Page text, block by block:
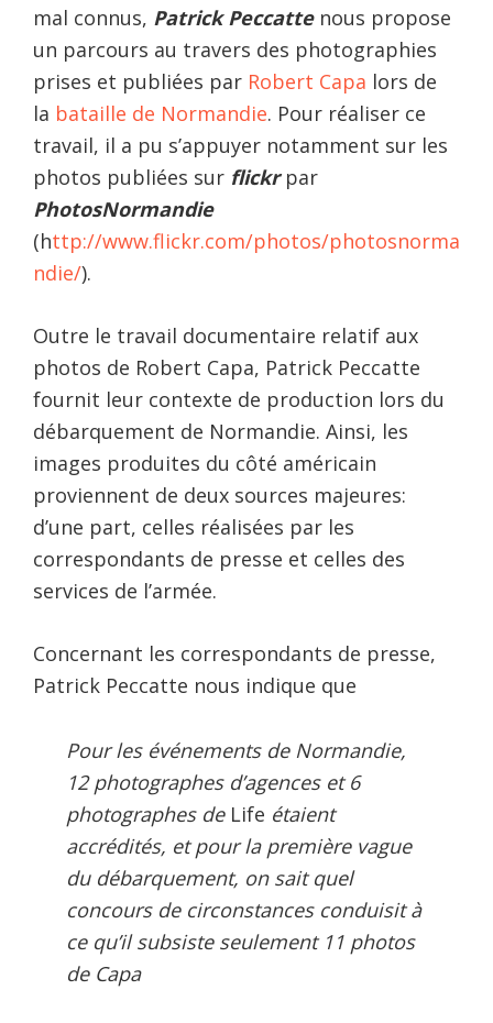
mal connus, Patrick Peccattenous propose
un parcours au travers des photographies
prises et publiées par Robert Capa lors de
la bataille de Normandie. Pour réaliser ce
travail, il a pu s’appuyer notamment sur les
photos publiées sur flickrpar
PhotosNormandie
(http://www.flickr.com/photos/photosnorma
ndie/).
Outre le travail documentaire relatif aux
photos de Robert Capa, Patrick Peccatte
fournit leur contexte de production lors du
débarquement de Normandie. Ainsi, les
images produites du côté américain
proviennent de deux sources majeures:
d’une part, celles réalisées par les
correspondants de presse et celles des
services de l’armée.
Concernant les correspondants de presse,
Patrick Peccatte nous indique que
Pour les événements de Normandie,
12 photographes d’agences et 6
photographes de Life étaient
accrédités, et pour la première vague
du débarquement, on sait quel
concours de circonstances conduisit à
ce qu’il subsiste seulement 11 photos
de Capa